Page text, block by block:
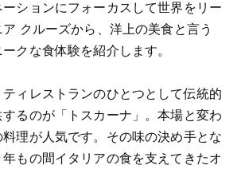
ションにフォーカスして世界をリー
クルーズから、洋上の美食と言う
クな食体験を紹介します。
ィレストランのひとつとして伝統的
るのが「トスカーナ」。本場と変わ
理が人気です。その味の決め手とな
もの間イタリアの食を支えてきたオ